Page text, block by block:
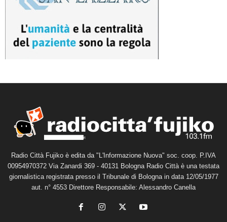
Radio Città Fujiko è edita da "L'Informazione Nuova" soc. coop. P.IVA
00954970372 Via Zanardi 369 - 40131 Bologna Radio Città è una testata
giornalistica registrata presso il Tribunale di Bologna in data 12/05/1977
aut. n° 4553 Direttore Responsabile: Alessandro Canella